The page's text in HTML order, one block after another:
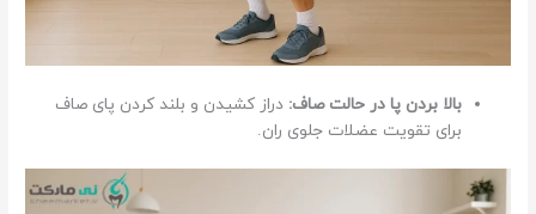
بالا بردن پا در حالت صاف: دراز کشیدن و بلند کردن پای صاف
برای تقویت عضلات جلوی ران.